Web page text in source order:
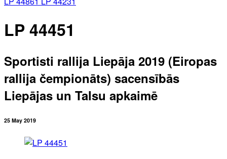
LP 44451
Sportisti rallija Liepāja 2019 (Eiropas
rallija čempionāts) sacensībās
Liepājas un Talsu apkaimē
25 May 2019